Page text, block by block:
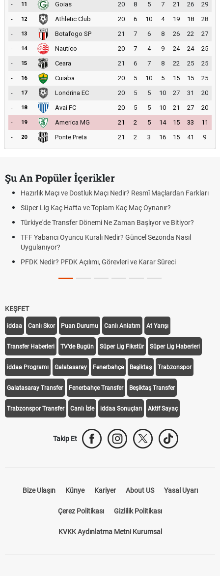
-
11 Goias 20 8 5 7 21 26
29
-
12 Athletic Club 20 6 10 4 19 18
28
-
13 Botafogo SP 21 7 6 8 26 22
27
-
14 Nautico 20 7 4 9 24 24
25
-
15 Ceara 21 6 7 8 22 25
25
-
16 Cuiaba 20 5 10 5 15 15
25
-
17 Londrina EC 20 5 5 10 27 31
20
-
18 Avai FC 20 5 5 10 21 27
20
-
19 America MG 21 2 5 14 15 33
11
-
20 Ponte Preta 21 2 3 16 15 41 9
Şu An Popüler İçerikler
Hazırlık Maçı ve Dostluk Maçı Nedir? Resmî Maçlardan Farkları
Süper Lig Kaç Hafta ve Toplam Kaç Maç Oynanır?
Türkiye'de Transfer Dönemi Ne Zaman Başlıyor ve Bitiyor?
TFF Yabancı Oyuncu Kuralı Nedir? Güncel Sezonda Nasıl
Uygulanıyor?
PFDK Nedir? PFDK Açılımı, Görevleri ve Karar Süreci
KEŞFET
iddaa Canlı Skor Puan Durumu Canlı Anlatım At Yarışı
Transfer Haberleri TV'de Bugün Süper Lig Fikstür Süper Lig Haberleri
iddaa Programı Galatasaray Fenerbahçe Beşiktaş Trabzonspor
Galatasaray Transfer Fenerbahçe Transfer Beşiktaş Transfer
Trabzonspor Transfer Canlı İzle iddaa Sonuçları Aktif Sayaç
Takip Et
Bize Ulaşın Künye Kariyer About US Yasal Uyarı
Çerez Politikası Gizlilik Politikası
KVKK Aydınlatma Metni Kurumsal